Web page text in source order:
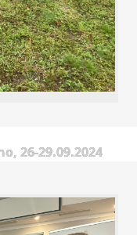
26-29.09.2024